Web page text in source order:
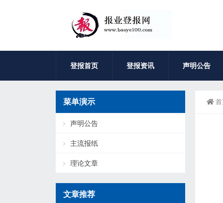
登报首页 登报资讯 声明公告
菜单演示
声明公告
主流报纸
理论文章
文章推荐